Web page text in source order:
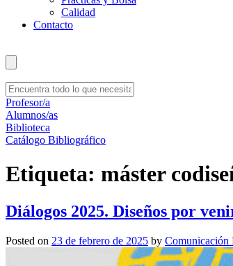
Calidad
Contacto
Profesor/a
Alumnos/as
Biblioteca
Catálogo Bibliográfico
Etiqueta: máster
Diálogos 2025. Diseños por
Posted on 23 de febrero de 2025 by Comunicación